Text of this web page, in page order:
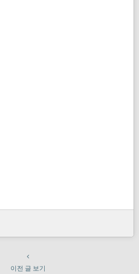
이전 글 보기